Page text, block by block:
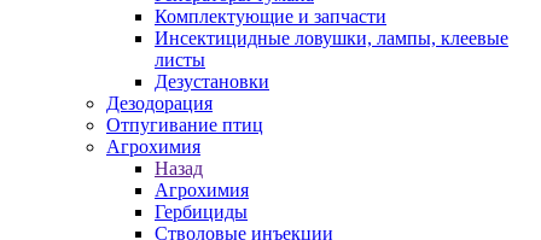
Комплектующие и запчасти
Инсектицидные ловушки, лампы, клеевые
листы
Дезустановки
Дезодорация
Отпугивание птиц
Агрохимия
Назад
Агрохимия
Гербициды
Стволовые инъекции